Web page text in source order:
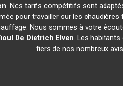
. Nos tarifs compétitifs sont
pour travailler sur les chaudières
Nous sommes à votre
De Dietrich Elven. Les habitants
fiers de nos nombreux